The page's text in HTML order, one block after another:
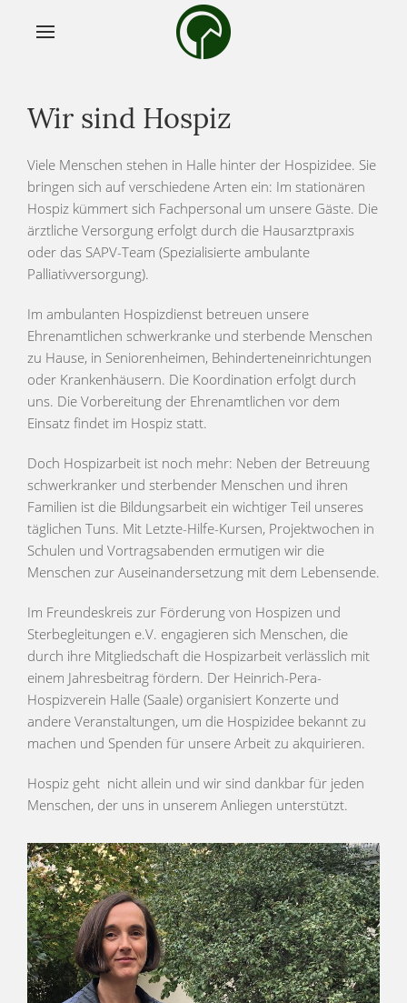
Wir sind Hospiz
Viele Menschen stehen in Halle hinter der Hospizidee. Sie
bringen sich auf verschiedene Arten ein: Im stationären
Hospiz kümmert sich Fachpersonal um unsere Gäste. Die
ärztliche Versorgung erfolgt durch die Hausarztpraxis
oder das SAPV-Team (Spezialisierte ambulante
Palliativversorgung).
Im ambulanten Hospizdienst betreuen unsere
Ehrenamtlichen schwerkranke und sterbende Menschen
zu Hause, in Seniorenheimen, Behinderteneinrichtungen
oder Krankenhäusern. Die Koordination erfolgt durch
uns. Die Vorbereitung der Ehrenamtlichen vor dem
Einsatz findet im Hospiz statt.
Doch Hospizarbeit ist noch mehr: Neben der Betreuung
schwerkranker und sterbender Menschen und ihren
Familien ist die Bildungsarbeit ein wichtiger Teil unseres
täglichen Tuns. Mit Letzte-Hilfe-Kursen, Projektwochen in
Schulen und Vortragsabenden ermutigen wir die
Menschen zur Auseinandersetzung mit dem Lebensende.
Im Freundeskreis zur Förderung von Hospizen und
Sterbegleitungen e.V. engagieren sich Menschen, die
durch ihre Mitgliedschaft die Hospizarbeit verlässlich mit
einem Jahresbeitrag fördern. Der Heinrich-Pera-
Hospizverein Halle (Saale) organisiert Konzerte und
andere Veranstaltungen, um die Hospizidee bekannt zu
machen und Spenden für unsere Arbeit zu akquirieren.
Hospiz geht nicht allein und wir sind dankbar für jeden
Menschen, der uns in unserem Anliegen unterstützt.